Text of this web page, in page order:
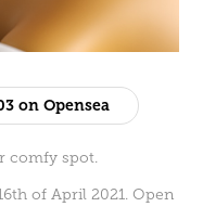
on Opensea
comfy spot.
of April 2021. Open